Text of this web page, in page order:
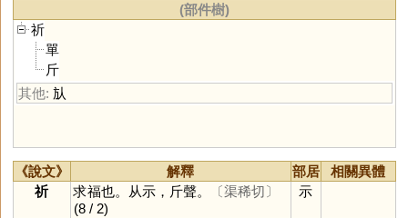
(部件樹)
祈
單
斤
其他: 㫃
《說文》 解釋 部居
相關異體
祈
求福也。从示，斤聲。
〔渠稀切〕
(8 / 2)
示